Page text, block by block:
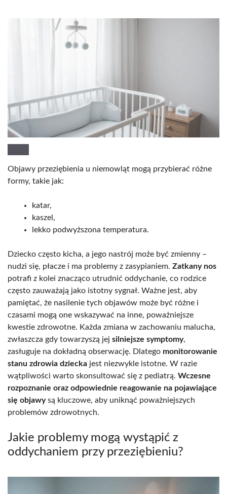
Objawy przeziębienia u niemowląt mogą przybierać różne
formy, takie jak:
katar,
kaszel,
lekko podwyższona temperatura.
Dziecko często kicha, a jego nastrój może być zmienny –
nudzi się, płacze i ma problemy z zasypianiem. Zatkany nos
potrafi z kolei znacząco utrudnić oddychanie, co rodzice
często zauważają jako istotny sygnał. Ważne jest, aby
pamiętać, że nasilenie tych objawów może być różne i
czasami mogą one wskazywać na inne, poważniejsze
kwestie zdrowotne. Każda zmiana w zachowaniu malucha,
zwłaszcza gdy towarzyszą jej silniejsze symptomy,
zasługuje na dokładną obserwację. Dlatego monitorowanie
stanu zdrowia dziecka jest niezwykle istotne. W razie
wątpliwości warto skonsultować się z pediatrą. Wczesne
rozpoznanie oraz odpowiednie reagowanie na pojawiające
się objawysą kluczowe, aby uniknąć poważniejszych
problemów zdrowotnych.
Jakie problemy mogą wystąpić z
oddychaniem przy przeziębieniu?